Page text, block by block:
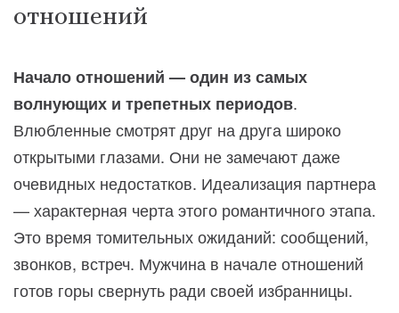
отношений
Начало отношений — один из самых
волнующих и трепетных периодов.
Влюбленные смотрят друг на друга широко
открытыми глазами. Они не замечают даже
очевидных недостатков. Идеализация партнера
— характерная черта этого романтичного этапа.
Это время томительных ожиданий: сообщений,
звонков, встреч. Мужчина в начале отношений
готов горы свернуть ради своей избранницы.